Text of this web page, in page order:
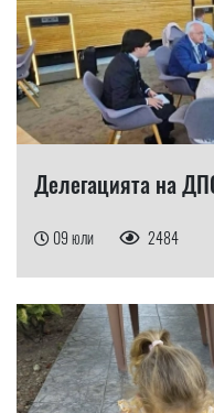
Делегацията на
09 юли 2484